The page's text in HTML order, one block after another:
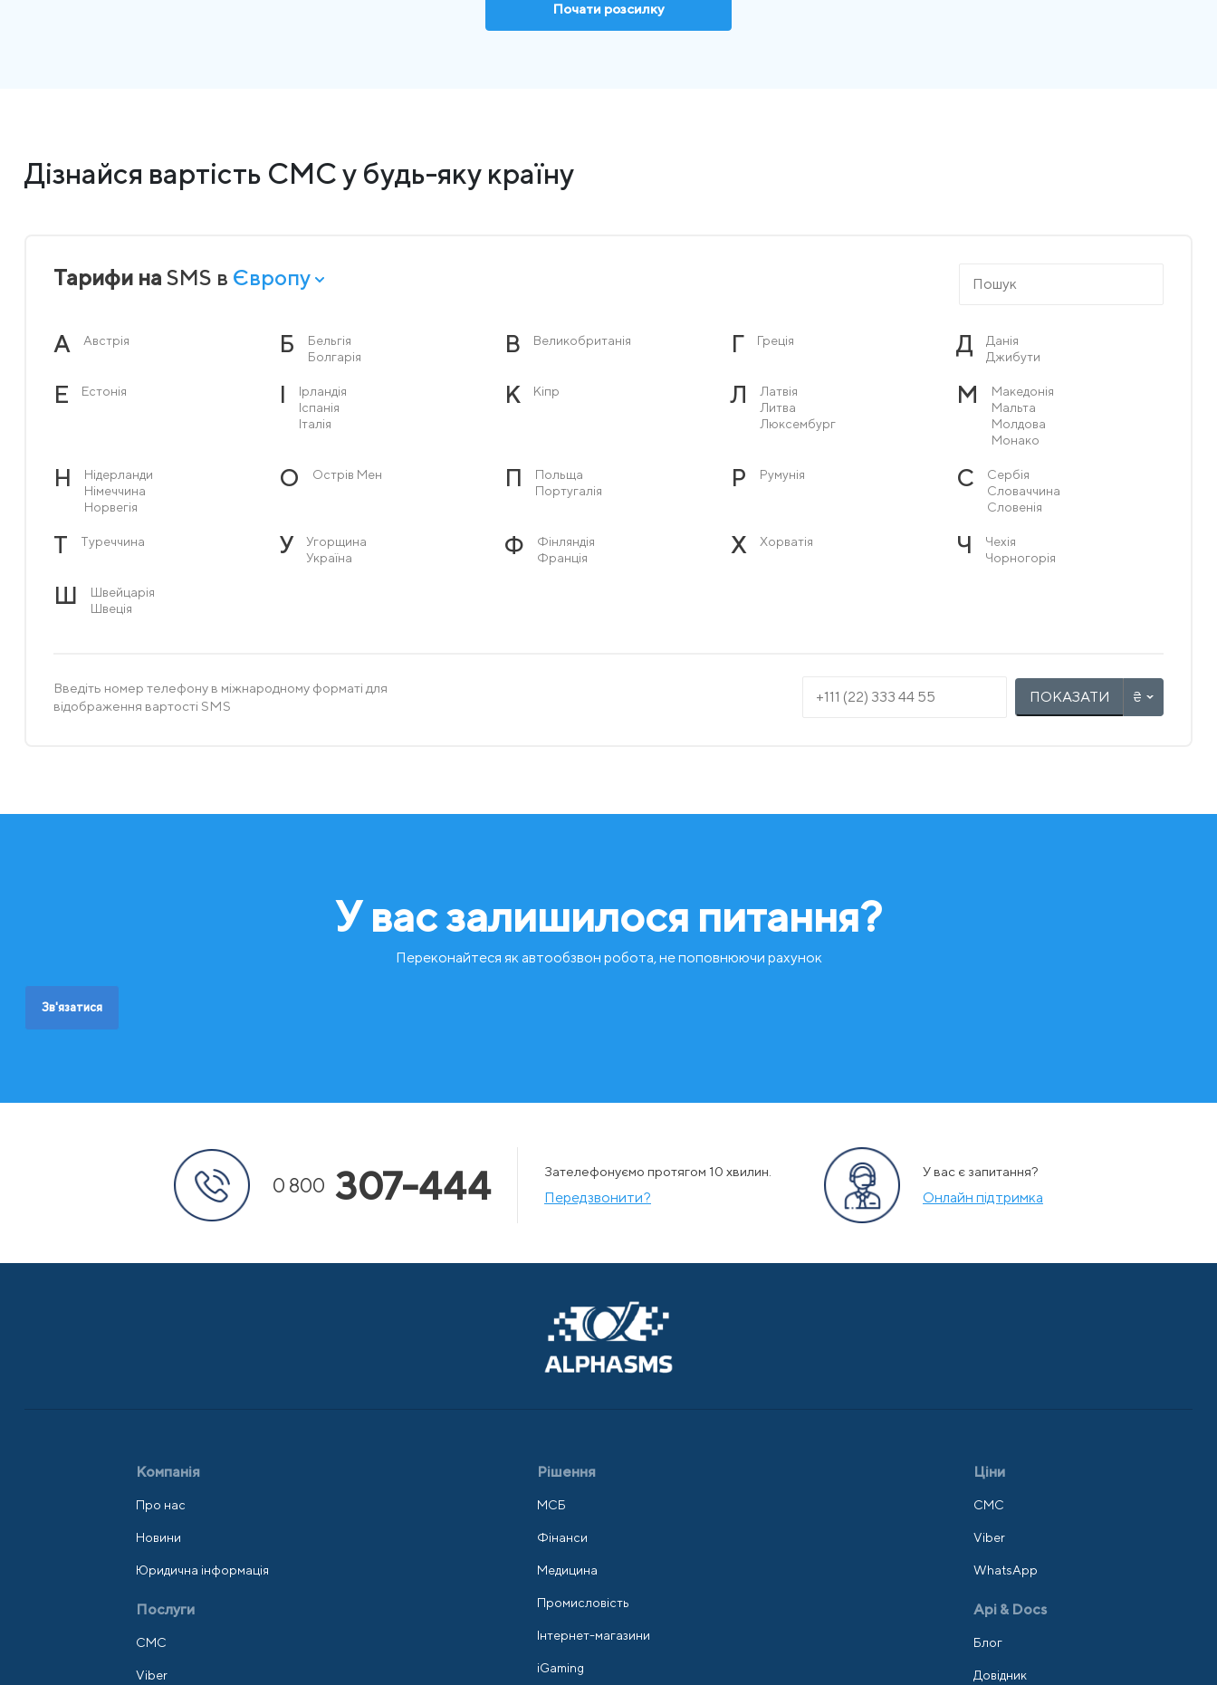
Почати розсилку
Дізнайся вартість СМС у будь-яку країну
Тарифи на SMS в Європу
А Австрія Б
Бельгія
Болгарія
В Великобританія Г Греція Д
Данія
Джибути
Е Естонія І
Ірландія
Іспанія
Італія
К Кіпр Л
Латвія
Литва
Люксембург
М
Македонія
Мальта
Молдова
Монако
Н
Нідерланди
Німеччина
Норвегія
О Острів Мен П
Польща
Португалія
Р Румунія С
Сербія
Словаччина
Словенія
Т Туреччина У
Угорщина
Україна
Ф
Фінляндія
Франція
Х Хорватія Ч
Чехія
Чорногорія
Ш
Швейцарія
Швеція
Введіть номер телефону в міжнародному форматі для
відображення вартості SMS
ПОКАЗАТИ
У вас залишилося питання?
Переконайтеся як автообзвон робота, не поповнюючи рахунок
Зв'язатися
0 800 307-444 Зателефонуємо протягом 10 хвилин.
Передзвонити?
У вас є запитання?
Онлайн підтримка
Компанія
Про нас
Новини
Юридична інформація
Послуги
СМС
Viber
Рішення
МСБ
Фінанси
Медицина
Промисловість
Інтернет-магазини
iGaming
Ціни
СМС
Viber
WhatsApp
Api & Docs
Блог
Довідник